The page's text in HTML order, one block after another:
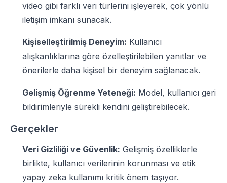
video gibi farklı veri türlerini işleyerek, çok yönlü
iletişim imkanı sunacak.
Kişiselleştirilmiş Deneyim: Kullanıcı
alışkanlıklarına göre özelleştirilebilen yanıtlar ve
önerilerle daha kişisel bir deneyim sağlanacak.
Gelişmiş Öğrenme Yeteneği: Model, kullanıcı geri
bildirimleriyle sürekli kendini geliştirebilecek.
Gerçekler
Veri Gizliliği ve Güvenlik: Gelişmiş özelliklerle
birlikte, kullanıcı verilerinin korunması ve etik
yapay zeka kullanımı kritik önem taşıyor.